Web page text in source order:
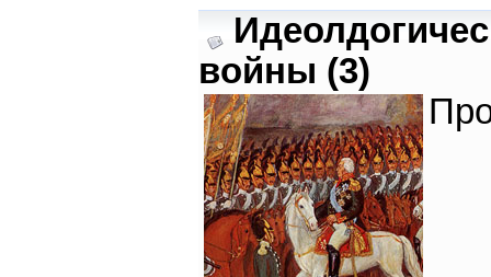
войны (3)